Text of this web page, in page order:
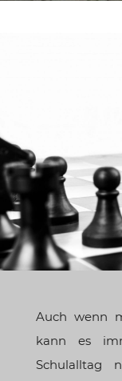
Auch wenn
kann es
Schulalltag